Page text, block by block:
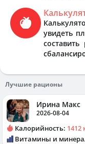
увидеть
Лучшие рационы
Ирина Макс
2026-08-04
Калорийность: 1412
Витамины и